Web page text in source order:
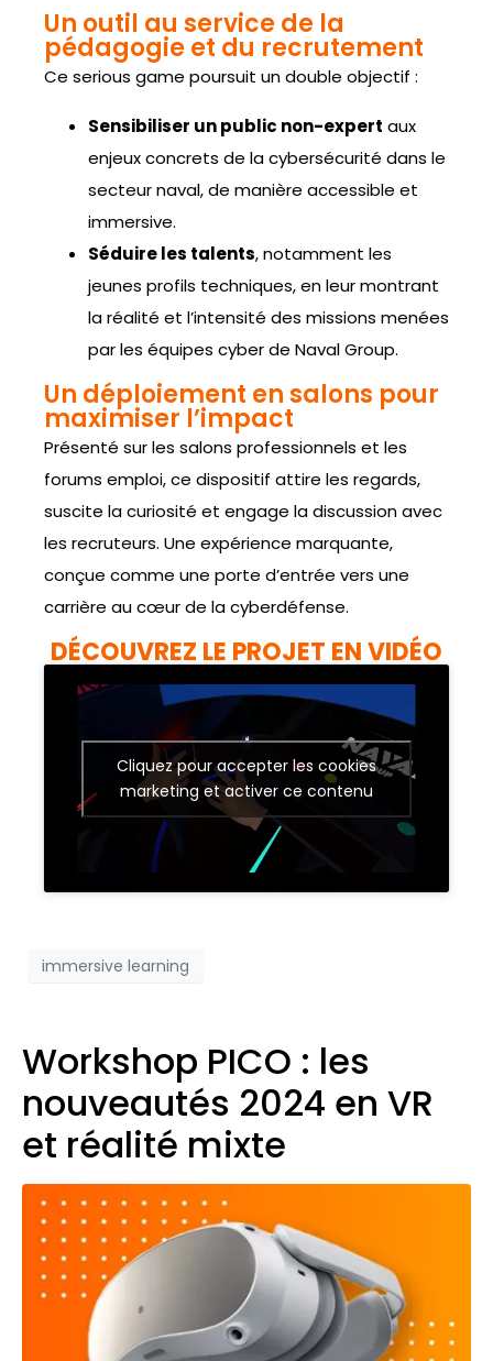
Un outil au service de la
pédagogie et du recrutement
Ce serious game poursuit un double objectif :
Sensibiliser un public non-expert aux
enjeux concrets de la cybersécurité dans le
secteur naval, de manière accessible et
immersive.
Séduire les talents, notamment les
jeunes profils techniques, en leur montrant
la réalité et l’intensité des missions menées
par les équipes cyber de Naval Group.
Un déploiement en salons pour
maximiser l’impact
Présenté sur les salons professionnels et les
forums emploi, ce dispositif attire les regards,
suscite la curiosité et engage la discussion avec
les recruteurs. Une expérience marquante,
conçue comme une porte d’entrée vers une
carrière au cœur de la cyberdéfense.
DÉCOUVREZ LE PROJET EN VIDÉO
Cliquez pour accepter les cookies
marketing et activer ce contenu
immersive learning
Workshop PICO : les
nouveautés 2024 en VR
et réalité mixte